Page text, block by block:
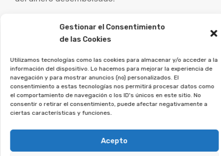
Gestionar el Consentimiento
de las Cookies
Utilizamos tecnologías como las cookies para almacenar y/o acceder a la
información del dispositivo. Lo hacemos para mejorar la experiencia de
navegación y para mostrar anuncios (no) personalizados. El
consentimiento a estas tecnologías nos permitirá procesar datos como
el comportamiento de navegación o los ID's únicos en este sitio. No
consentir o retirar el consentimiento, puede afectar negativamente a
ciertas características y funciones.
Acepto
Es fundamental que las personas afectadas por
este tipo de contratos busquen asesoramiento
particular y estudiar las opciones legales.
En Afeban trabajamos para los
consumidores a reclamar lo
que les corresponde.
Si firmaste un contrato así, únete a la